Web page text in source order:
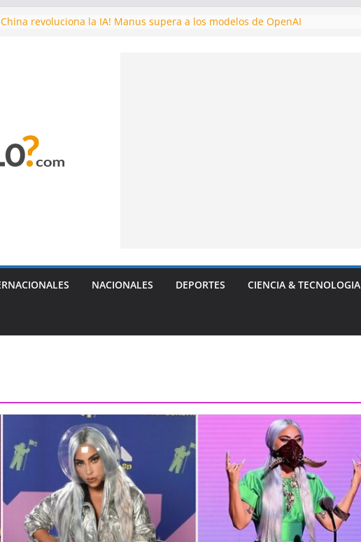
revoluciona la IA! Manus supera a los modelos de OpenAI
NACIONALES DEPORTES CIENCIA & TECNOLOGIA